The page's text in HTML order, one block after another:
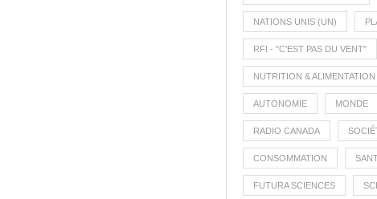
NATIONS UNIS (UN)
RFI - "C'EST PAS DU VENT"
NUTRITION & ALIMENTATION
AUTONOMIE MONDE
RADIO CANADA
CONSOMMATION
FUTURA SCIENCES